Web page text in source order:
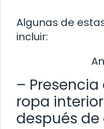
Algunas de
incluir:
–
ropa
después de